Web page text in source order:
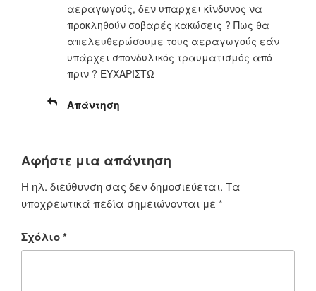
αεραγωγούς, δεν υπαρχει κίνδυνος να
προκληθούν σοβαρές κακώσεις ? Πως θα
απελευθερώσουμε τους αεραγωγούς εάν
υπάρχει σπονδυλικός τραυματισμός από
πριν ? ΕΥΧΑΡΙΣΤΩ
Απάντηση
Αφήστε μια απάντηση
Η ηλ. διεύθυνση σας δεν δημοσιεύεται. Τα
υποχρεωτικά πεδία σημειώνονται με *
Σχόλιο*